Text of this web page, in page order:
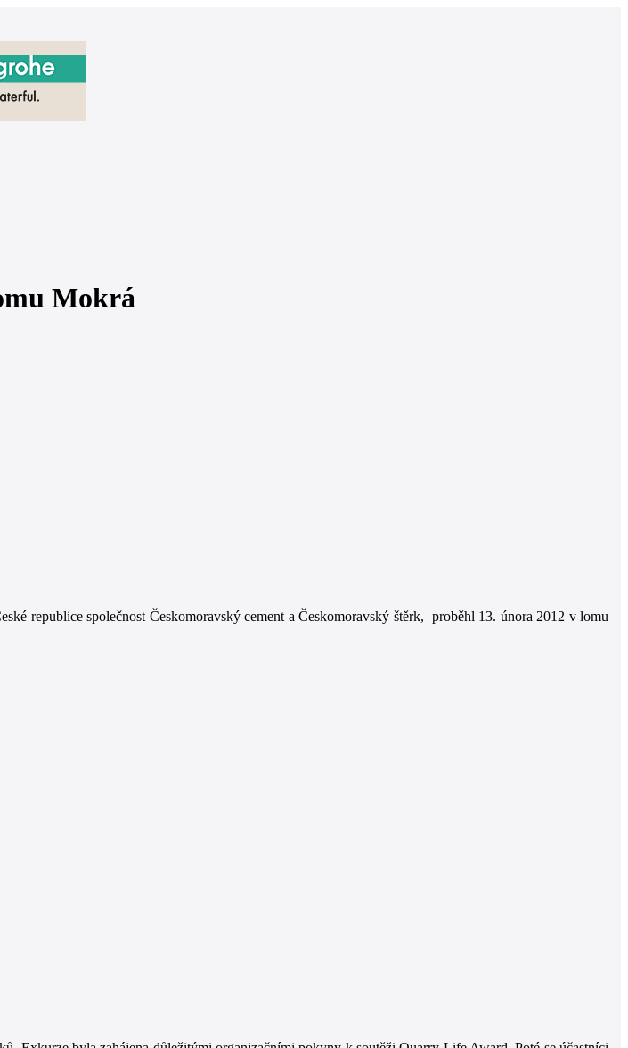
Mokrá
republice společnost Českomoravský cement a Českomoravský štěrk, proběhl 13. února 2012 v lomu